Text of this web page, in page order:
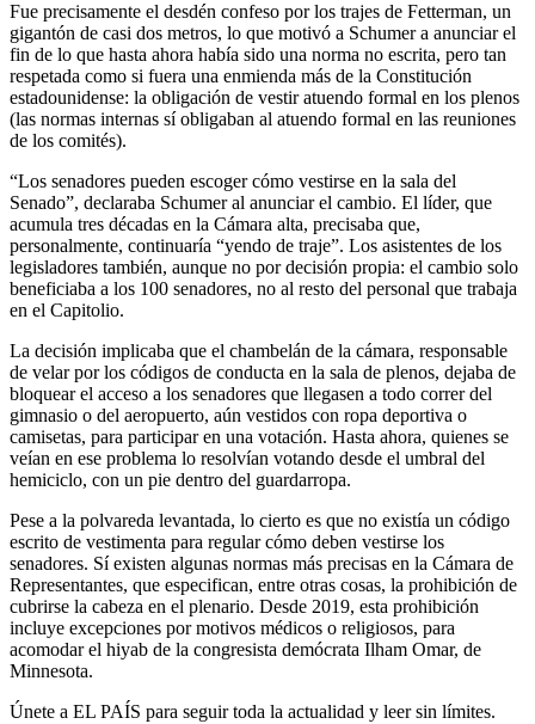
Fue precisamente el desdén confeso por los trajes de Fetterman, un
gigantón de casi dos metros, lo que motivó a Schumer a anunciar el
fin de lo que hasta ahora había sido una norma no escrita, pero tan
respetada como si fuera una enmienda más de la Constitución
estadounidense: la obligación de vestir atuendo formal en los plenos
(las normas internas sí obligaban al atuendo formal en las reuniones
de los comités).
“Los senadores pueden escoger cómo vestirse en la sala del
Senado”, declaraba Schumer al anunciar el cambio. El líder, que
acumula tres décadas en la Cámara alta, precisaba que,
personalmente, continuaría “yendo de traje”. Los asistentes de los
legisladores también, aunque no por decisión propia: el cambio solo
beneficiaba a los 100 senadores, no al resto del personal que trabaja
en el Capitolio.
La decisión implicaba que el chambelán de la cámara, responsable
de velar por los códigos de conducta en la sala de plenos, dejaba de
bloquear el acceso a los senadores que llegasen a todo correr del
gimnasio o del aeropuerto, aún vestidos con ropa deportiva o
camisetas, para participar en una votación. Hasta ahora, quienes se
veían en ese problema lo resolvían votando desde el umbral del
hemiciclo, con un pie dentro del guardarropa.
Pese a la polvareda levantada, lo cierto es que no existía un código
escrito de vestimenta para regular cómo deben vestirse los
senadores. Sí existen algunas normas más precisas en la Cámara de
Representantes, que especifican, entre otras cosas, la prohibición de
cubrirse la cabeza en el plenario. Desde 2019, esta prohibición
incluye excepciones por motivos médicos o religiosos, para
acomodar el hiyab de la congresista demócrata Ilham Omar, de
Minnesota.
Únete a EL PAÍS para seguir toda la actualidad y leer sin límites.